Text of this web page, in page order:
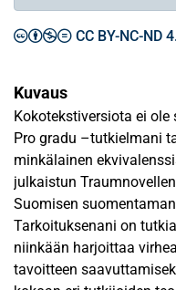
CC BY-NC-ND
Kuvaus
Kokotekstiversiota ei ole
Pro gradu –tutkielmani
minkälainen ekvivalenssisuhde Arthur
julkaistun
Suomisen
Tarkoituksenani on
niinkään harjoittaa
tavoitteen